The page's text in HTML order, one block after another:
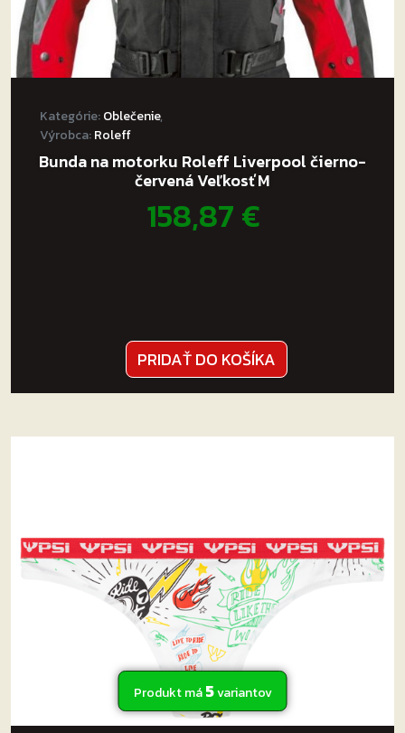
Kategórie:Oblečenie,
Výrobca:Roleff
Bunda na motorku Roleff Liverpool čierno-
červená Veľkosť M
158,87€
PRIDAŤ DO KOŠÍKA
Produkt má5variantov